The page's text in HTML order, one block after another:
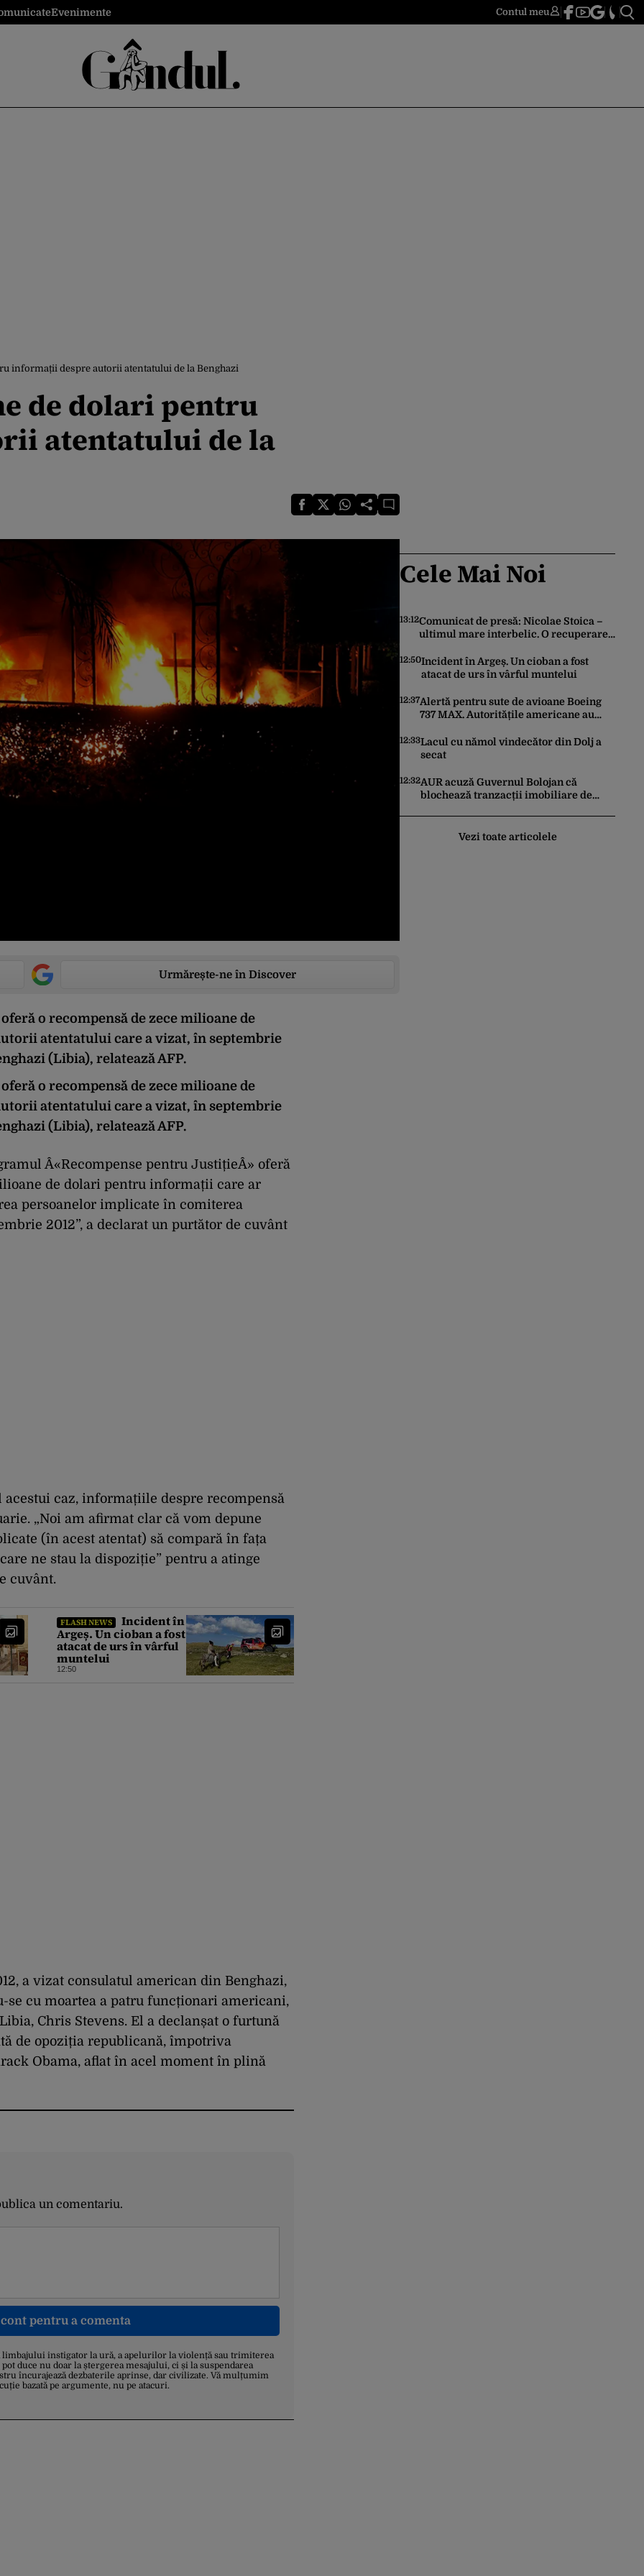
Evenimente Contul meu
informații despre autorii atentatului de la Benghazi
de dolari pentru
atentatului de la
Urmărește-ne în Discover
o recompensă de zece milioane de
atentatului care a vizat, în septembrie
(Libia), relatează AFP.
o recompensă de zece milioane de
atentatului care a vizat, în septembrie
(Libia), relatează AFP.
Â«Recompense pentru JustițieÂ» oferă
de dolari pentru informații care ar
persoanelor implicate în comiterea
2012”, a declarat un purtător de cuvânt
caz, informațiile despre recompensă
„Noi am afirmat clar că vom depune
(în acest atentat) să compară în fața
ne stau la dispoziție” pentru a atinge
cuvânt.
FLASH NEWS
Incident în
Argeș. Un cioban a fost
atacat de urs în vârful
muntelui
12:50
a vizat consulatul american din Benghazi,
se cu moartea a patru funcționari americani,
Chris Stevens. El a declanșat o furtună
de opoziția republicană, împotriva
Obama, aflat în acel moment în plină
un comentariu.
pentru a comenta
instigator la ură, a apelurilor la violență sau trimiterea
duce nu doar la ștergerea mesajului, ci și la suspendarea
încurajează dezbaterile aprinse, dar civilizate. Vă mulțumim
bazată pe argumente, nu pe atacuri.
Cele Mai Noi
13:12Comunicat de presă: Nicolae Stoica –
ultimul mare interbelic. O recuperare
12:50Incident în Argeș. Un cioban a fost
atacat de urs în vârful muntelui
12:37Alertă pentru sute de avioane Boeing
737 MAX. Autoritățile americane au
unor fisuri în structura aeronavelor
12:33Lacul cu nămol vindecător din Dolj a
secat
12:32AUR acuză Guvernul Bolojan că
blochează tranzacții imobiliare de
Vezi toate articolele